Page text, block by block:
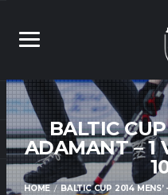
BALTIC
ADAMANT – 1
HOME BALTIC CUP 2014 MENS’